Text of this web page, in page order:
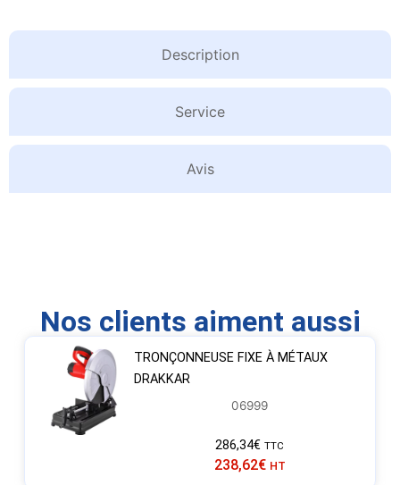
Description
Service
Avis
Nos clients aiment aussi
TRONÇONNEUSE FIXE À MÉTAUX
DRAKKAR
06999
286,34€ TTC
238,62€ HT